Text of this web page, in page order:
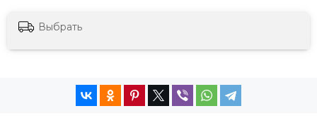
Выбрать